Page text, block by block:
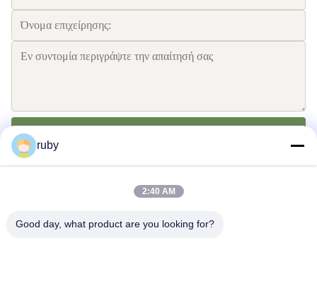
ruby
2:40 AM
Good day, what product are you looking for?